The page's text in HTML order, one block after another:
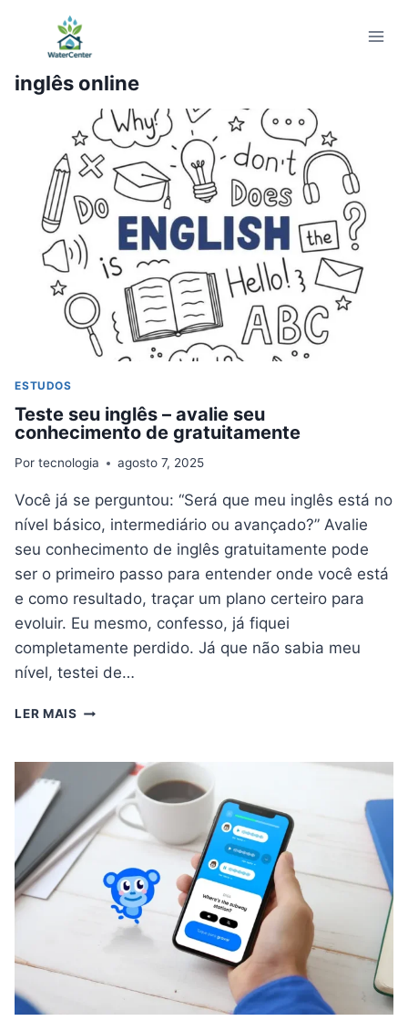
Conteúdo
inglês online
ESTUDOS
Teste seu inglês – avalie seu
conhecimento de gratuitamente
Por tecnologia agosto 7, 2025
Você já se perguntou: “Será que meu inglês está no
nível básico, intermediário ou avançado?” Avalie
seu conhecimento de inglês gratuitamente pode
ser o primeiro passo para entender onde você está
e como resultado, traçar um plano certeiro para
evoluir. Eu mesmo, confesso, já fiquei
completamente perdido. Já que não sabia meu
nível, testei de…
LER MAIS TESTE
–
AVALIE
SEU
CONHECIMENTO
DE
GRATUITAMENTE